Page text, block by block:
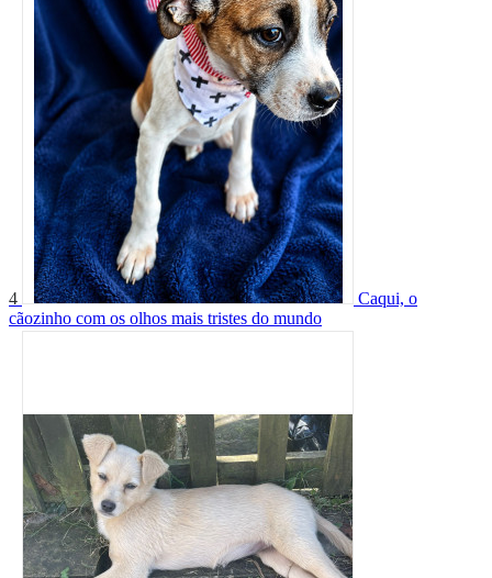
4
Caqui, o
cãozinho com os olhos mais tristes do mundo